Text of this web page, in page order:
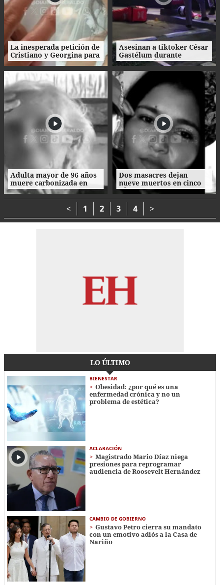
La inesperada petición de
Cristiano y Georgina para
su boda
Asesinan a tiktoker César
Gastélum durante
transmisión en vivo en
México
Adulta mayor de 96 años
muere carbonizada en
incendio en San Manuel,
Cortés
Dos masacres dejan
nueve muertos en cinco
días en el norte de
Honduras
< 1 2 3 4 >
LO ÚLTIMO
BIENESTAR
Obesidad: ¿por qué es una
enfermedad crónica y no un
problema de estética?
ACLARACIÓN
Magistrado Mario Díaz niega
presiones para reprogramar
audiencia de Roosevelt Hernández
CAMBIO DE GOBIERNO
Gustavo Petro cierra su mandato
con un emotivo adiós a la Casa de
Nariño